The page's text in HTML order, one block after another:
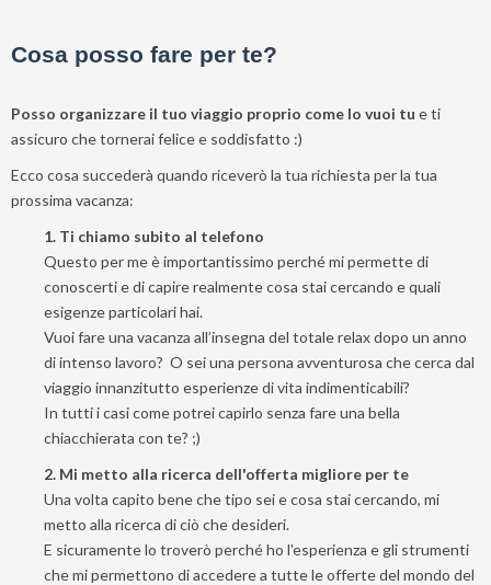
Cosa posso fare per te?
Posso organizzare il tuo viaggio proprio come lo vuoi tu e ti
assicuro che tornerai felice e soddisfatto :)
Ecco cosa succederà quando riceverò la tua richiesta per la tua
prossima vacanza:
1. Ti chiamo subito al telefono
Questo per me è importantissimo perché mi permette di
conoscerti e di capire realmente cosa stai cercando e quali
esigenze particolari hai.
Vuoi fare una vacanza all’insegna del totale relax dopo un anno
di intenso lavoro? O sei una persona avventurosa che cerca dal
viaggio innanzitutto esperienze di vita indimenticabili?
In tutti i casi come potrei capirlo senza fare una bella
chiacchierata con te? ;)
2. Mi metto alla ricerca dell'offerta migliore per te
Una volta capito bene che tipo sei e cosa stai cercando, mi
metto alla ricerca di ciò che desideri.
E sicuramente lo troverò perché ho l'esperienza e gli strumenti
che mi permettono di accedere a tutte le offerte del mondo del